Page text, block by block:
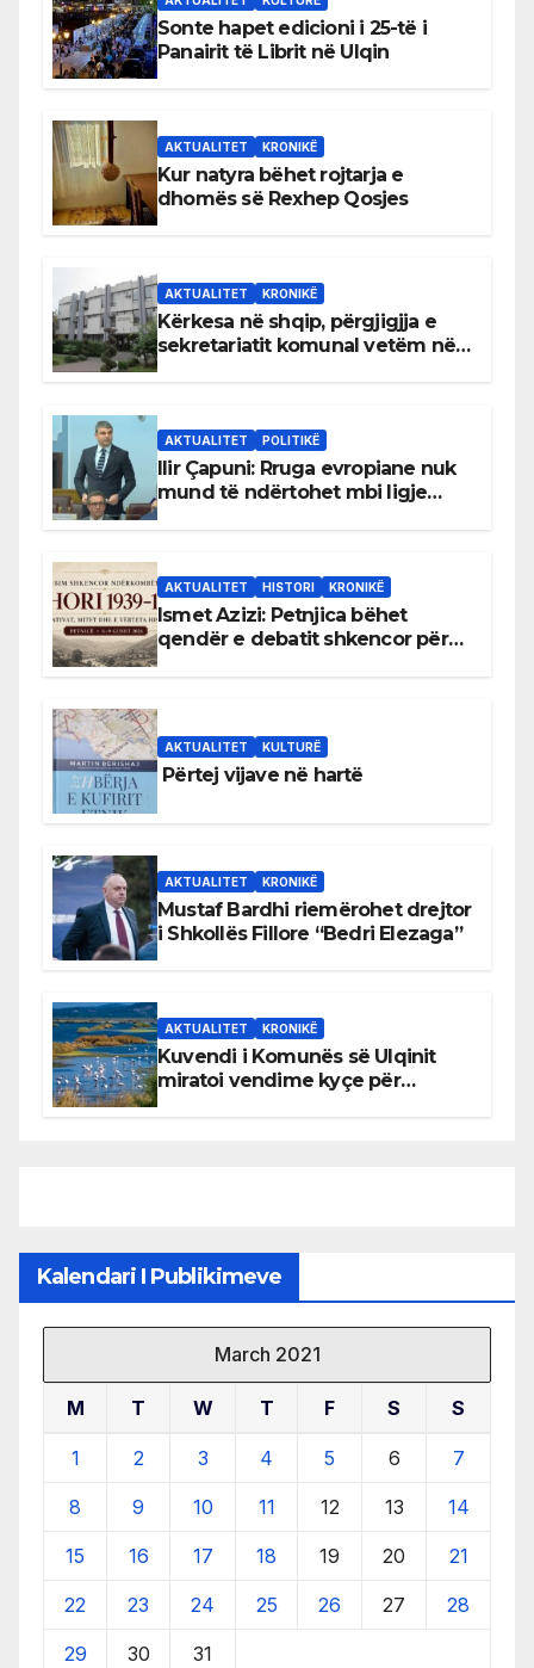
Sonte hapet edicioni i 25-të i
Panairit të Librit në Ulqin
AKTUALITET KRONIKË
Kur natyra bëhet rojtarja e
dhomës së Rexhep Qosjes
AKTUALITET KRONIKË
Kërkesa në shqip, përgjigjja e
sekretariatit komunal vetëm në
AKTUALITET POLITIKË
Ilir Çapuni: Rruga evropiane nuk
mund të ndërtohet mbi ligje
AKTUALITET HISTORI KRONIKË
Ismet Azizi: Petnjica bëhet
qendër e debatit shkencor për
AKTUALITET KULTURË
Përtej vijave në hartë
AKTUALITET KRONIKË
Mustaf Bardhi riemërohet drejtor
i Shkollës Fillore “Bedri Elezaga”
AKTUALITET KRONIKË
Kuvendi i Komunës së Ulqinit
miratoi vendime kyçe për
Kalendari I Publikimeve
March 2021
M T W T F S S
1 2 3 4 5 6 7
8 9 10 11 12 13 14
15 16 17 18 19 20 21
22 23 24 25 26 27 28
29 30 31